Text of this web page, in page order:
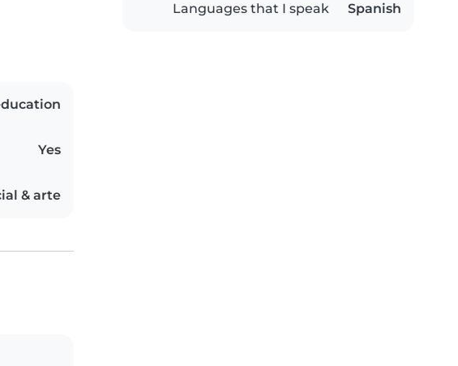
Languages that I speak Spanish
Yes
& arte